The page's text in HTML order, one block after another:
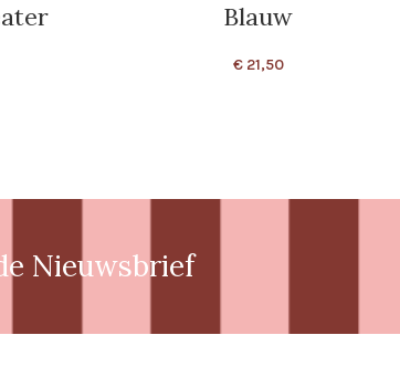
Blauw
€21,50
Nieuwsbrief